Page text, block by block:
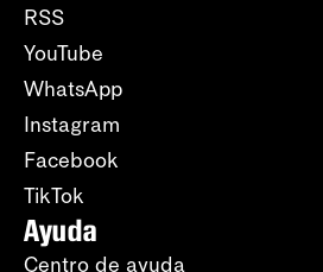
RSS
YouTube
WhatsApp
Instagram
Facebook
TikTok
Ayuda
Centro de ayuda